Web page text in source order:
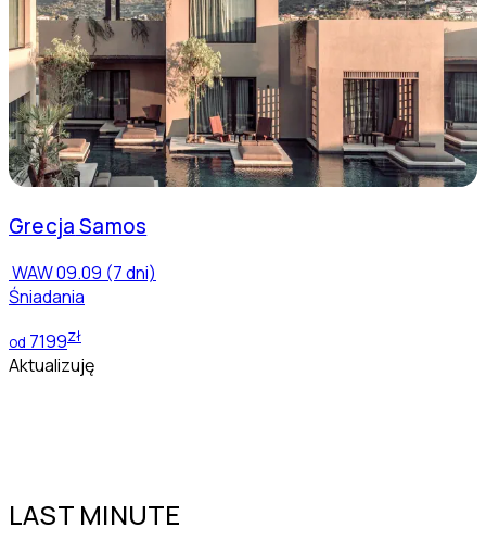
GrecjaSamos
WAW09.09 (7 dni)
Śniadania
od 7199zł
Aktualizuję
LAST MINUTE